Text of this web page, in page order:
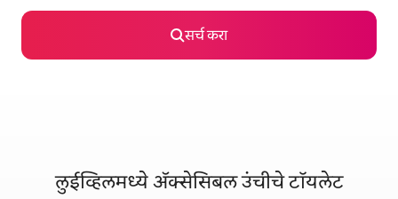
सर्च करा
लुईव्हिलमध्ये ॲक्सेसिबल उंचीचे टॉयलेट